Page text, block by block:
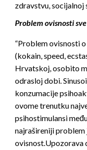
zdravstvu, socijalnoj
Problem ovisnosti
“Problem ovisnosti
(kokain, speed,
Hrvatskoj, osobito
odrasloj dobi.
konzumacije
ovome trenutku
psihostimulansi
najrašireniji problem
ovisnost.Upozorava